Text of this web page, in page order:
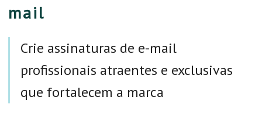
mail
Crie assinaturas de e-mail
profissionais atraentes e exclusivas
que fortalecem a marca